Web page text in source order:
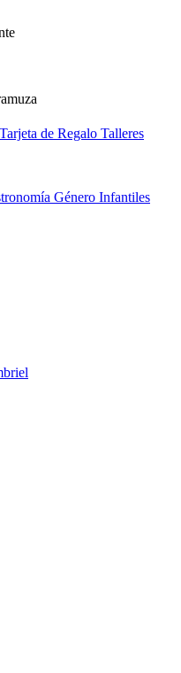
Tarjeta de Regalo Talleres
Género Infantiles